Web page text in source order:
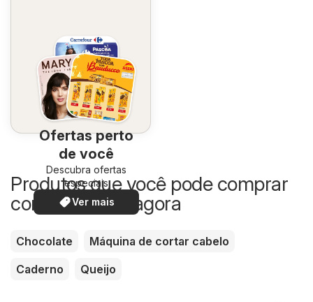
Ofertas perto
de você
Descubra ofertas
especiais
Ver mais
Produtos que você pode comprar
com desconto agora
Chocolate
Máquina de cortar cabelo
Caderno
Queijo